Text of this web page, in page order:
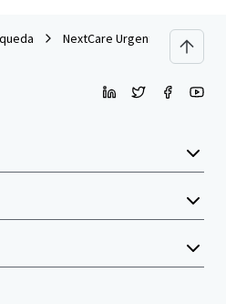
NextCare Urgent Care - Plano,